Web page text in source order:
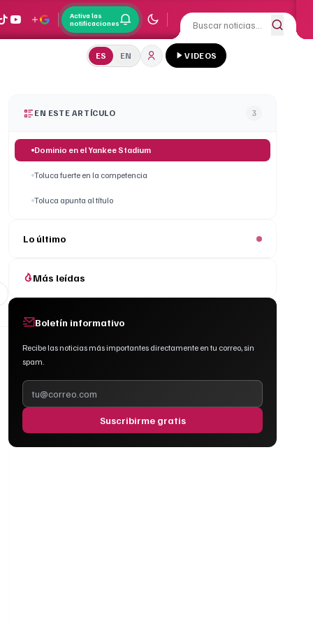
Activa las
notificaciones
ES EN VIDEOS
EN ESTE ARTÍCULO 3
Dominio en el Yankee Stadium
Toluca fuerte en la competencia
Toluca apunta al título
Lo último
Más leídas
Boletín informativo
Recibe las noticias más importantes directamente en tu correo, sin
spam.
Suscribirme gratis